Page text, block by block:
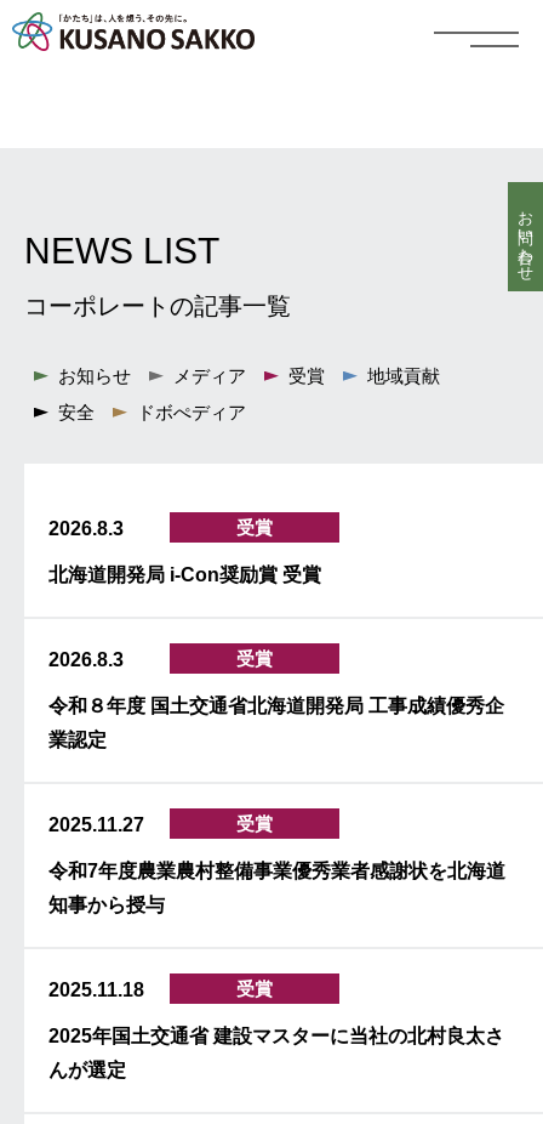
NEWS LIST
コーポレートの記事一覧
お知らせ メディア 受賞
地域貢献
安全
ドボぺディア
2026.8.3 受賞
北海道開発局 i-Con奨励賞 受賞
2026.8.3 受賞
令和８年度 国土交通省北海道開発局 工事成績優秀企
業認定
2025.11.27 受賞
令和7年度農業農村整備事業優秀業者感謝状を北海道
知事から授与
2025.11.18 受賞
2025年国土交通省 建設マスターに当社の北村良太さ
んが選定
お問い合わせ